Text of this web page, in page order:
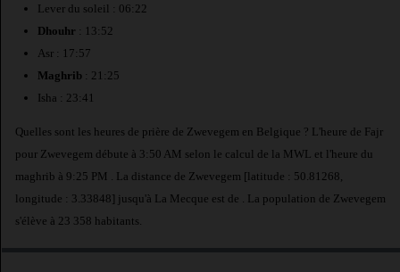
Lever du soleil : 06:22
Dhouhr : 13:52
Asr : 17:57
Maghrib : 21:25
Isha : 23:41
Quelles sont les heures de prière de Zwevegem en Belgique ? L'heure de Fajr
pour Zwevegem débute à 3:50 AM selon le calcul de la MWL et l'heure du
maghrib à 9:25 PM . La distance de Zwevegem [latitude : 50.81268,
longitude : 3.33848] jusqu'à La Mecque est de . La population de Zwevegem
s'élève à 23 358 habitants.